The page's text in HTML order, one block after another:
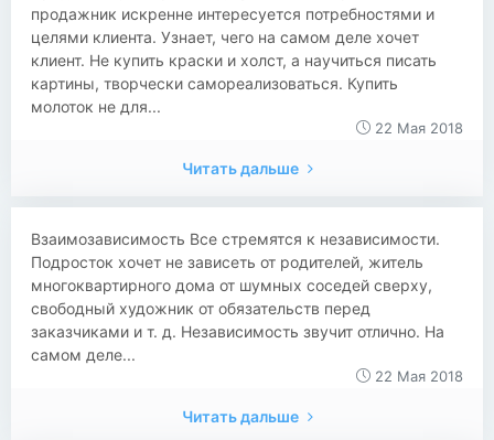
продажник искренне интересуется потребностями и
целями клиента. Узнает, чего на самом деле хочет
клиент. Не купить краски и холст, а научиться писать
картины, творчески самореализоваться. Купить
молоток не для...
22 Мая 2018
Читать дальше
Взаимозависимость Все стремятся к независимости.
Подросток хочет не зависеть от родителей, житель
многоквартирного дома от шумных соседей сверху,
свободный художник от обязательств перед
заказчиками и т. д. Независимость звучит отлично. На
самом деле...
22 Мая 2018
Читать дальше